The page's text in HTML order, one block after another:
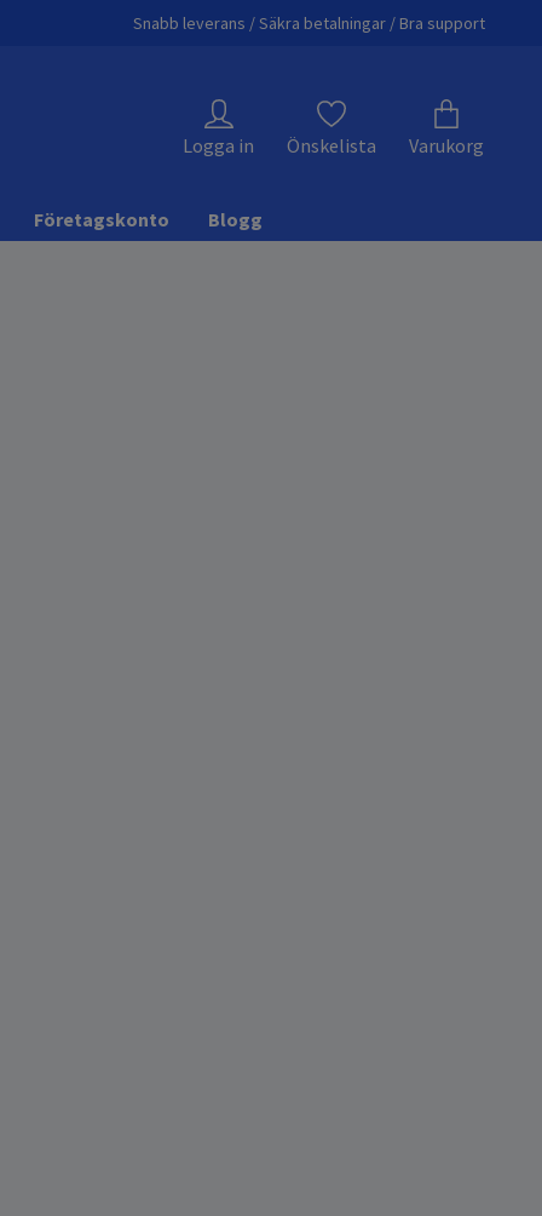
Snabb leverans / Säkra betalningar / Bra support
Logga in Önskelista Varukorg
Företagskonto Blogg